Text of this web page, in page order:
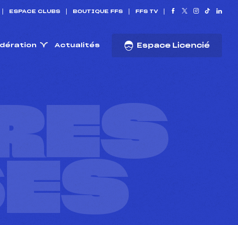
ESPACE CLUBS BOUTIQUE FFS FFS TV
Actualités Espace Licencié